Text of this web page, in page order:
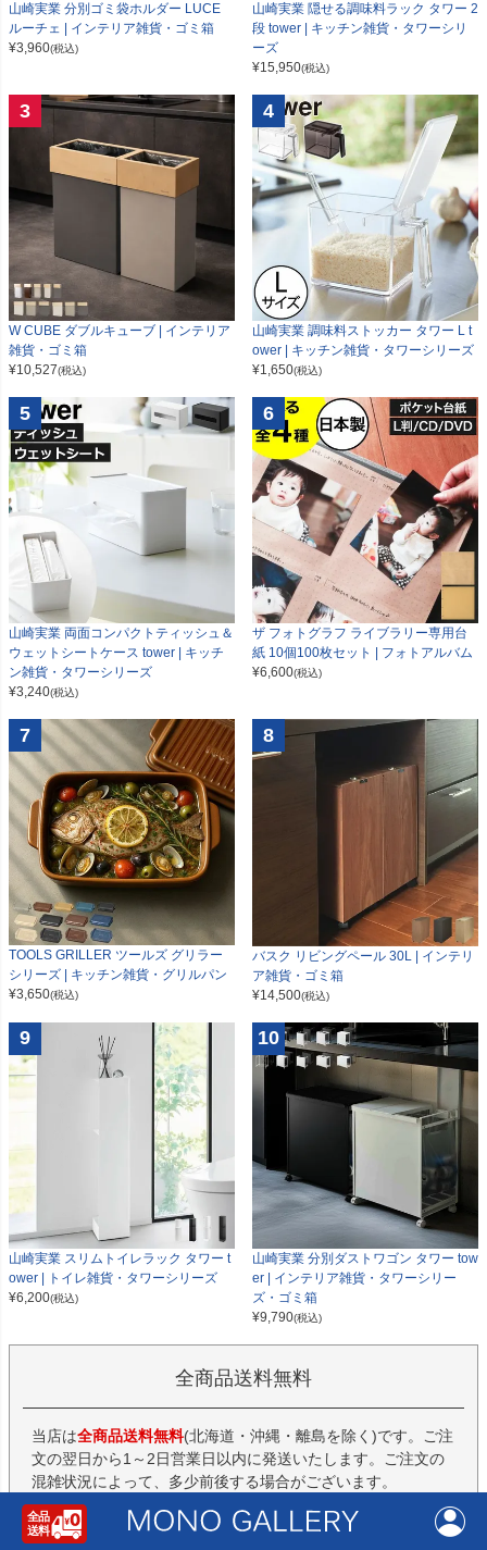
山崎実業 分別ゴミ袋ホルダー LUCE
ルーチェ | インテリア雑貨・ゴミ箱
¥3,960(税込)
山崎実業 隠せる調味料ラック タワー 2
段 tower | キッチン雑貨・タワーシリ
ーズ
¥15,950(税込)
3
W CUBE ダブルキューブ | インテリア
雑貨・ゴミ箱
¥10,527(税込)
4
山崎実業 調味料ストッカー タワー L t
ower | キッチン雑貨・タワーシリーズ
¥1,650(税込)
5
山崎実業 両面コンパクトティッシュ＆
ウェットシートケース tower | キッチ
ン雑貨・タワーシリーズ
¥3,240(税込)
6
ザ フォトグラフ ライブラリー専用台
紙 10個100枚セット | フォトアルバム
¥6,600(税込)
7
TOOLS GRILLER ツールズ グリラー
シリーズ | キッチン雑貨・グリルパン
¥3,650(税込)
8
バスク リビングペール 30L | インテリ
ア雑貨・ゴミ箱
¥14,500(税込)
9
山崎実業 スリムトイレラック タワー t
ower | トイレ雑貨・タワーシリーズ
¥6,200(税込)
10
山崎実業 分別ダストワゴン タワー tow
er | インテリア雑貨・タワーシリー
ズ・ゴミ箱
¥9,790(税込)
全商品送料無料
当店は全商品送料無料(北海道・沖縄・離島を除く)です。ご注
文の翌日から1～2日営業日以内に発送いたします。ご注文の
混雑状況によって、多少前後する場合がございます。